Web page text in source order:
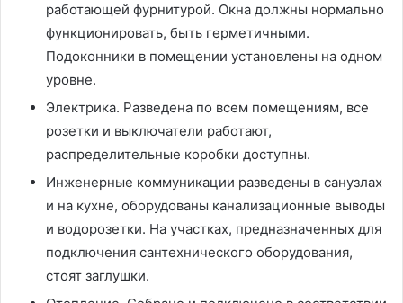
работающей фурнитурой. Окна должны нормально
функционировать, быть герметичными.
Подоконники в помещении установлены на одном
уровне.
Электрика. Разведена по всем помещениям, все
розетки и выключатели работают,
распределительные коробки доступны.
Инженерные коммуникации разведены в санузлах
и на кухне, оборудованы канализационные выводы
и водорозетки. На участках, предназначенных для
подключения сантехнического оборудования,
стоят заглушки.